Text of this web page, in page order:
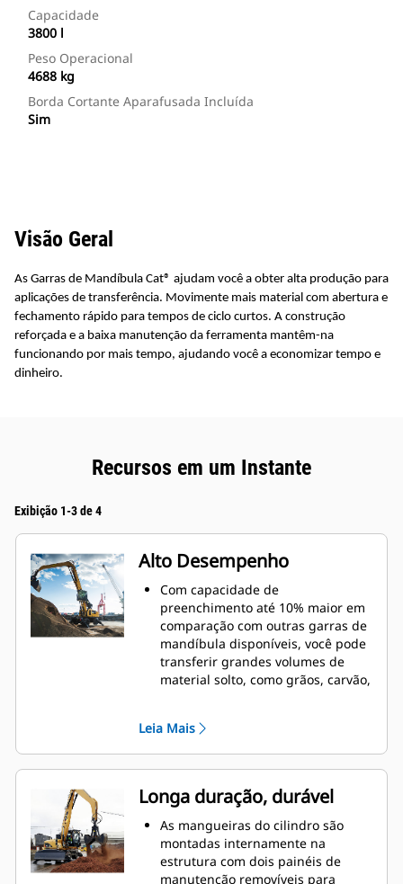
Capacidade
3800 l
Peso Operacional
4688 kg
Borda Cortante Aparafusada Incluída
Sim
Visão Geral
As Garras de Mandíbula Cat® ajudam você a obter alta produção para
aplicações de transferência. Movimente mais material com abertura e
fechamento rápido para tempos de ciclo curtos. A construção
reforçada e a baixa manutenção da ferramenta mantêm-na
funcionando por mais tempo, ajudando você a economizar tempo e
dinheiro.
Recursos em um Instante
Exibição 1-3 de 4
Alto Desempenho
Com capacidade de
preenchimento até 10% maior em
comparação com outras garras de
mandíbula disponíveis, você pode
transferir grandes volumes de
material solto, como grãos, carvão,
produção com ampla abertura da
concha para materiais volumosos.
A poderosa força de fechamento
das conchas da garra combinada
com o tempo de abertura e
fechamento rápidos ajuda a
reduzir os tempos de ciclo e a
manter a tarefa de movimentar
mais toneladas por hora.
Leia Mais
Longa duração, durável
As mangueiras do cilindro são
montadas internamente na
estrutura com dois painéis de
manutenção removíveis para